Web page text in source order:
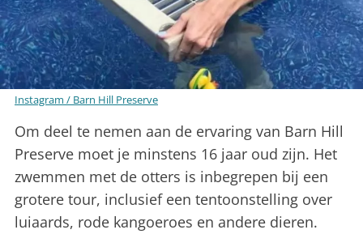
Instagram / Barn Hill Preserve
Om deel te nemen aan de ervaring van Barn Hill
Preserve moet je minstens 16 jaar oud zijn. Het
zwemmen met de otters is inbegrepen bij een
grotere tour, inclusief een tentoonstelling over
luiaards, rode kangoeroes en andere dieren.